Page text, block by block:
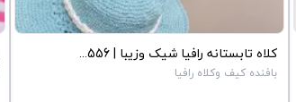
کلاه تابستانه رافیا شیک وزیبا | JCHK-16556
بافنده کیف وکلاه رافیا